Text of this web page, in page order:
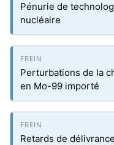
Pénurie de
nucléaire
Perturbations de la
en Mo-99 importé
Retards de